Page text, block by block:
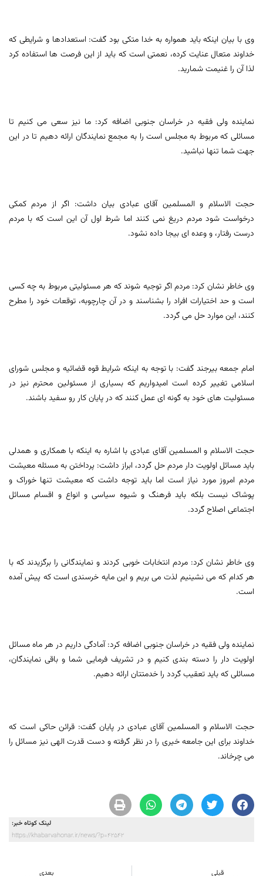
وی با بیان اینکه باید همواره به خدا متکی بود گفت: استعدادها و شرایطی که
خداوند متعال عنایت کرده، نعمتی است که باید از این فرصت ها استفاده کرد
لذا آن را غنیمت شمارید.
نماینده ولی فقیه در خراسان جنوبی اضافه کرد: ما نیز سعی می کنیم تا
مسائلی که مربوط به مجلس است را به مجمع نمایندگان ارائه دهیم تا در این
جهت شما تنها نباشید.
حجت الاسلام و المسلمین آقای عبادی بیان داشت: اگر از مردم کمکی
درخواست شود مردم دریغ نمی کنند اما شرط اول آن این است که با مردم
درست رفتار، و وعده ای بیجا داده نشود.
وی خاطر نشان کرد: مردم اگر توجیه شوند که هر مسئولیتی مربوط به چه کسی
است و حد اختیارات افراد را بشناسند و در آن چارچوبه، توقعات خود را مطرح
کنند، این موارد حل می گردد.
امام جمعه بیرجند گفت: با توجه به اینکه شرایط قوه قضائیه و مجلس شورای
اسلامی تغییر کرده است امیدواریم که بسیاری از مسئولین محترم نیز در
مسئولیت های خود به گونه ای عمل کنند که در پایان کار رو سفید باشند.
حجت الاسلام و المسلمین آقای عبادی با اشاره به اینکه با همکاری و همدلی
باید مسائل اولویت دار مردم حل گردد، ابراز داشت: پرداختن به مسئله معیشت
مردم امروز مورد نیاز است اما باید توجه داشت که معیشت تنها خوراک و
پوشاک نیست بلکه باید فرهنگ و شیوه سیاسی و انواع و اقسام مسائل
اجتماعی اصلاح گردد.
وی خاطر نشان کرد: مردم انتخابات خوبی کردند و نمایندگانی را برگزیدند که با
هر کدام که می نشینیم لذت می بریم و این مایه خرسندی است که پیش آمده
است.
نماینده ولی فقیه در خراسان جنوبی اضافه کرد: آمادگی داریم در هر ماه مسائل
اولویت دار را دسته بندی کنیم و در تشریف فرمایی شما و باقی نمایندگان،
مسائلی که باید تعقیب گردد را خدمتتان ارائه دهیم.
حجت الاسلام و المسلمین آقای عبادی در پایان گفت: قرائن حاکی است که
خداوند برای این جامعه خیری را در نظر گرفته و دست قدرت الهی نیز مسائل را
می چرخاند.
لینک کوتاه خبر:
https://khabarvahonar.ir/news/?p=42542
قبلی بعدی